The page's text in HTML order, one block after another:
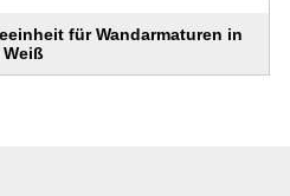
für Wandarmaturen in
Weiß